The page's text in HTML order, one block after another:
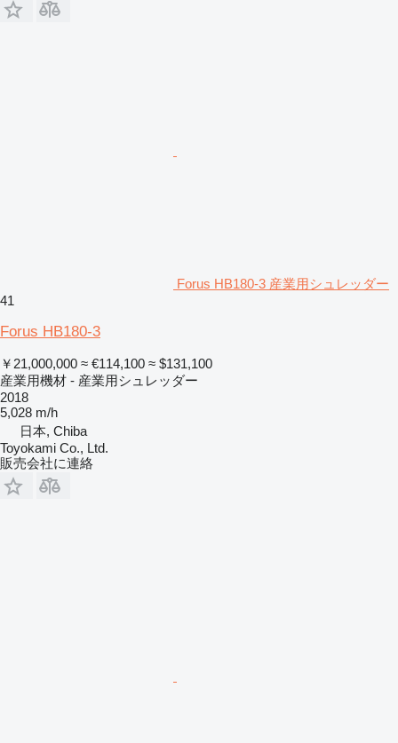
Forus HB180-3 産業用シュレッダー
41
Forus HB180-3
￥21,000,000 ≈ €114,100 ≈ $131,100
産業用機材 - 産業用シュレッダー
2018
5,028 m/h
日本, Chiba
Toyokami Co., Ltd.
販売会社に連絡